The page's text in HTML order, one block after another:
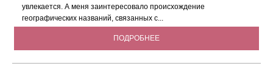
увлекается. А меня заинтересовало происхождение
географических названий, связанных с...
ПОДРОБНЕЕ